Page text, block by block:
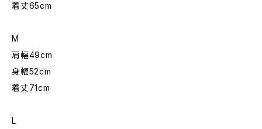
着丈65cm
M
肩幅49cm
身幅52cm
着丈71cm
L